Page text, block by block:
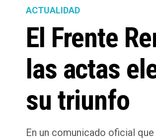
ACTUALIDAD
El Frente
las actas
su triunfo
En un comunicado oficial